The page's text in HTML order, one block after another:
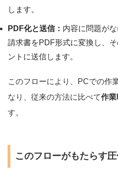
します。
PDF化と送信： 内容に問題が
請求書をPDF形式に変換し、
ントに送信します。
このフローにより、PCでの作
なり、従来の方法に比べて作
す。
このフローがもたらす